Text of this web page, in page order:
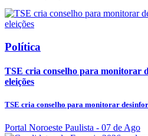
Política
TSE cria conselho para monitorar
eleições
TSE cria conselho para monitorar
Portal Noroeste Paulista - 07 de Ago